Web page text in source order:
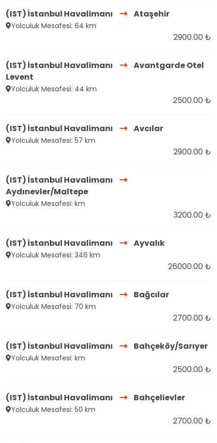
(IST) İstanbul Havalimanı Ataşehir
Yolculuk Mesafesi: 64 km
2900.00 ₺
(IST) İstanbul Havalimanı
Avantgarde Otel
Levent
Yolculuk Mesafesi: 44 km
2500.00 ₺
(IST) İstanbul Havalimanı Avcılar
Yolculuk Mesafesi: 57 km
2900.00 ₺
(IST) İstanbul Havalimanı
Aydınevler/Maltepe
Yolculuk Mesafesi: km
3200.00 ₺
(IST) İstanbul Havalimanı Ayvalık
Yolculuk Mesafesi: 346 km
26000.00 ₺
(IST) İstanbul Havalimanı Bağcılar
Yolculuk Mesafesi: 70 km
2700.00 ₺
(IST) İstanbul Havalimanı Bahçeköy/Sarıyer
Yolculuk Mesafesi: km
2500.00 ₺
(IST) İstanbul Havalimanı Bahçelievler
Yolculuk Mesafesi: 50 km
2700.00 ₺